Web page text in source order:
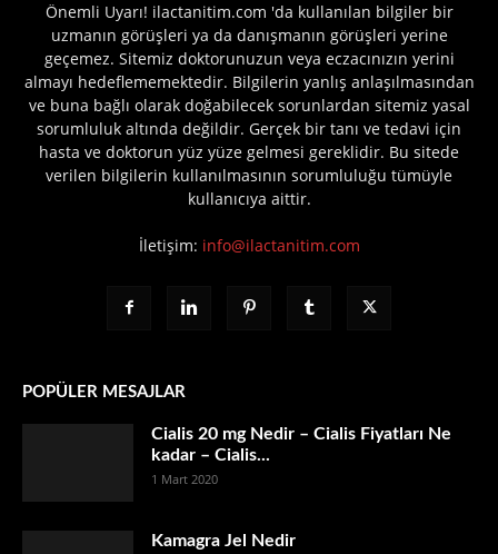
Önemli Uyarı! ilactanitim.com 'da kullanılan bilgiler bir
uzmanın görüşleri ya da danışmanın görüşleri yerine
geçemez. Sitemiz doktorunuzun veya eczacınızın yerini
almayı hedeflememektedir. Bilgilerin yanlış anlaşılmasından
ve buna bağlı olarak doğabilecek sorunlardan sitemiz yasal
sorumluluk altında değildir. Gerçek bir tanı ve tedavi için
hasta ve doktorun yüz yüze gelmesi gereklidir. Bu sitede
verilen bilgilerin kullanılmasının sorumluluğu tümüyle
kullanıcıya aittir.
İletişim: info@ilactanitim.com
POPÜLER MESAJLAR
Cialis 20 mg Nedir – Cialis Fiyatları Ne
kadar – Cialis...
1 Mart 2020
Kamagra Jel Nedir